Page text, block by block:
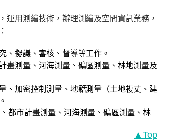
運用測繪技術，辦理測繪及空間資訊業務，
、擬議、審核、督導等工作。
畫測量、河海測量、礦區測量、林地測量及
、加密控制測量、地籍測量（土地複丈、建
都市計畫測量、河海測量、礦區測量、林
▲Top